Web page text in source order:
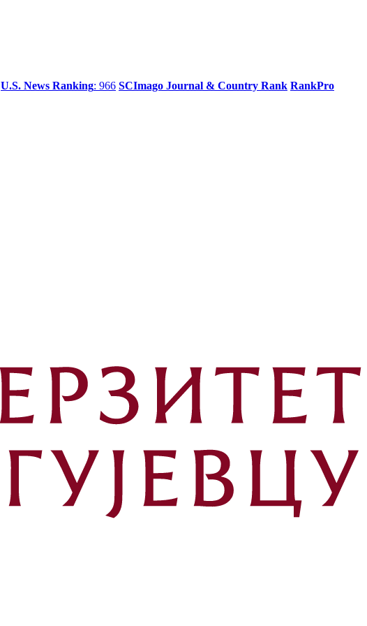
U.S. News Ranking: 966 SCImago Journal & Country Rank RankPro